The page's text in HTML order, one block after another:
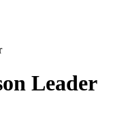
Leader